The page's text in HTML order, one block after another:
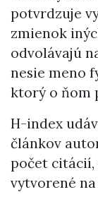
potvrdzuje
zmienok
odvolávajú
nesie meno
ktorý o ňom
H-index
článkov
počet citácií,
vytvorené